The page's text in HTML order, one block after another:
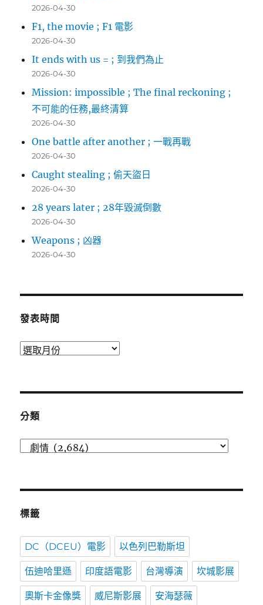
2026-04-30
F1, the movie ; F1 電影
2026-04-30
It ends with us = ; 到我們為止
2026-04-30
Mission: impossible ; The final reckoning ;
不可能的任務,最終清算
2026-04-30
One battle after another ; 一戰再戰
2026-04-30
Caught stealing ; 偷天盜日
2026-04-30
28 years later ; 28年毀滅倒數
2026-04-30
Weapons ; 凶器
2026-04-30
發表時間
發
分類
標籤
DC（DCEU）電影 以色列巴勒斯坦
伍迪哈里遜 印度語電影 台灣導演 坎城影展
奧斯卡金像獎 威尼斯影展 安海瑟薇